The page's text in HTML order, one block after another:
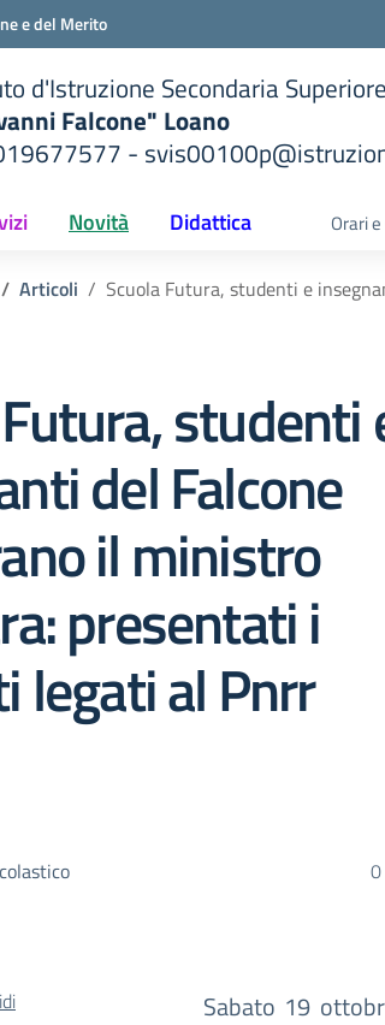
e del Merito
d'Istruzione Secondaria Superiore
Falcone" Loano
-
Novità Didattica Orari
Articoli Scuola Futura, studenti e
studenti
del Falcone
il ministro
presentati i
legati al Pnrr
0
Sabato 19